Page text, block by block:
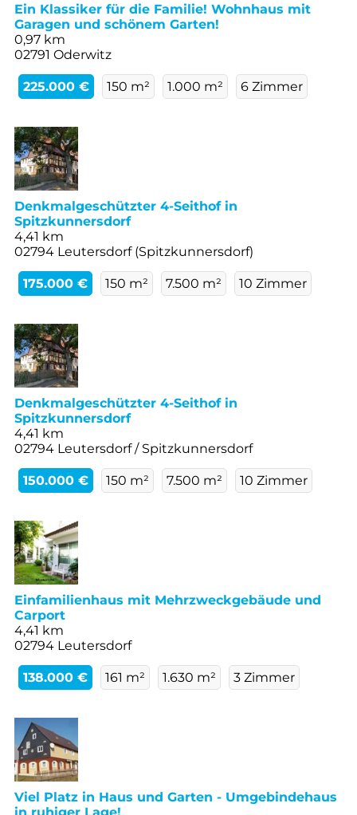
Ein Klassiker für die Familie! Wohnhaus mit
Garagen und schönem Garten!
0,97 km
02791 Oderwitz
225.000 € 150 m² 1.000 m² 6 Zimmer
Denkmalgeschützter 4-Seithof in
Spitzkunnersdorf
4,41 km
02794 Leutersdorf (Spitzkunnersdorf)
175.000 € 150 m² 7.500 m² 10 Zimmer
Denkmalgeschützter 4-Seithof in
Spitzkunnersdorf
4,41 km
02794 Leutersdorf / Spitzkunnersdorf
150.000 € 150 m² 7.500 m² 10 Zimmer
Einfamilienhaus mit Mehrzweckgebäude und
Carport
4,41 km
02794 Leutersdorf
138.000 € 161 m² 1.630 m² 3 Zimmer
Viel Platz in Haus und Garten - Umgebindehaus
in ruhiger Lage!